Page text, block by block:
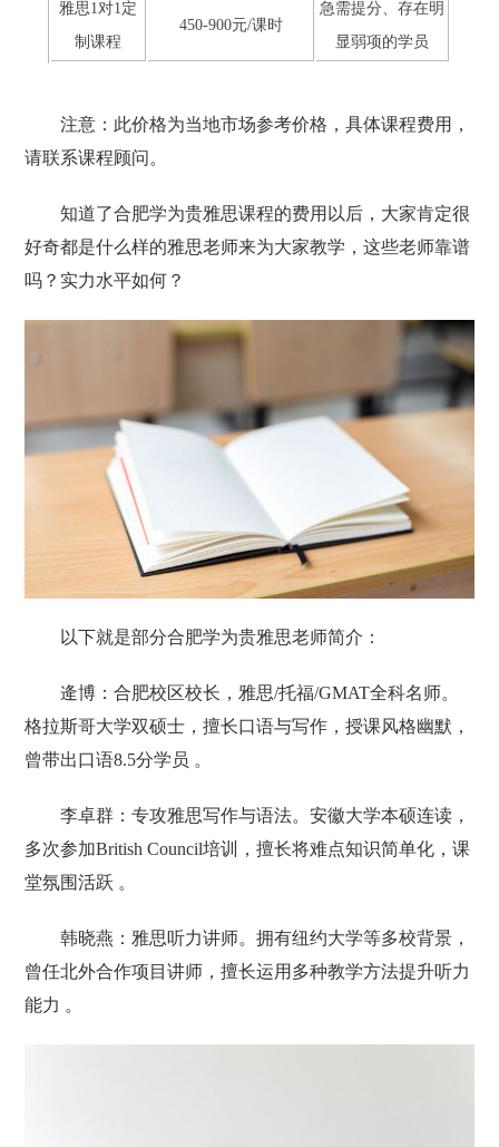
雅思1对1定
制课程
450-900元/课时
急需提分、存在明
显弱项的学员
注意：此价格为当地市场参考价格，具体课程费用，
请联系课程顾问。
知道了合肥学为贵雅思课程的费用以后，大家肯定很
好奇都是什么样的雅思老师来为大家教学，这些老师靠谱
吗？实力水平如何？
以下就是部分合肥学为贵雅思老师简介：
逄博‌：合肥校区校长，雅思/托福/GMAT全科名师。
格拉斯哥大学双硕士，擅长口语与写作，授课风格幽默，
曾带出口语8.5分学员 。
‌李卓群‌：专攻雅思写作与语法。安徽大学本硕连读，
多次参加British Council培训，擅长将难点知识简单化，课
堂氛围活跃 。
‌韩晓燕‌：雅思听力讲师。拥有纽约大学等多校背景，
曾任北外合作项目讲师，擅长运用多种教学方法提升听力
能力 。